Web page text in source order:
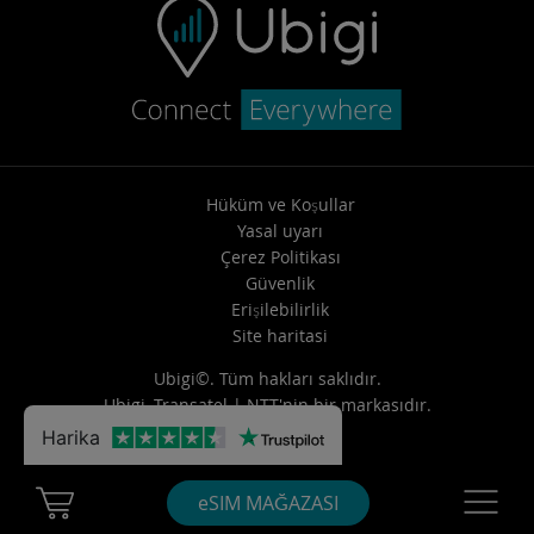
Cart Ubigi eSIM MAĞAZASI
Hüküm ve Koşullar
Yasal uyarı
Çerez Politikası
Güvenlik
Erişilebilirlik
Site haritasi
Ubigi©. Tüm hakları saklıdır.
Ubigi,Transatel | NTT'nin bir markasıdır.
Harika